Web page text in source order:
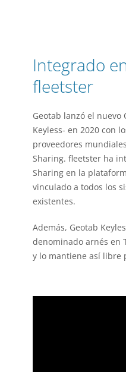
Integrado
fleetster
Geotab lanzó el nuevo
Keyless- en 2020 con
proveedores
Sharing. fleetster ha
Sharing en la
vinculado a todos los
existentes.
Además, Geotab
denominado arnés en
y lo mantiene así libre